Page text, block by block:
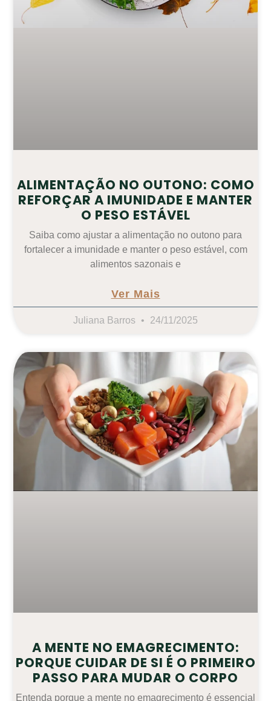
ALIMENTAÇÃO NO OUTONO: COMO
REFORÇAR A IMUNIDADE E MANTER
O PESO ESTÁVEL
Saiba como ajustar a alimentação no outono para
fortalecer a imunidade e manter o peso estável, com
alimentos sazonais e
Ver Mais
Juliana Barros 24/11/2025
A MENTE NO EMAGRECIMENTO:
PORQUE CUIDAR DE SI É O PRIMEIRO
PASSO PARA MUDAR O CORPO
Entenda porque a mente no emagrecimento é essencial